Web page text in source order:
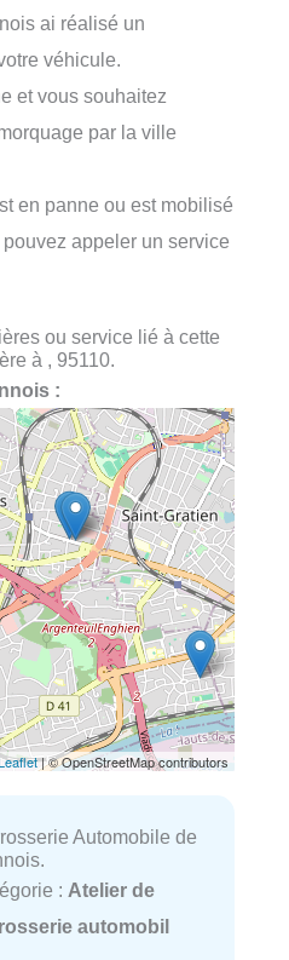
ai réalisé un
véhicule.
et vous souhaitez
par la ville
en panne ou est mobilisé
appeler un service
ou service lié à cette
à , 95110.
:
| © OpenStreetMap contributors
Automobile de
: Atelier de
automobil